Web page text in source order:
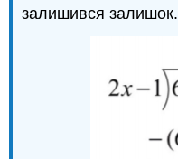
залишився залишок.